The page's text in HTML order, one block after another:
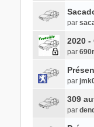
par
2020
par
par
309
par